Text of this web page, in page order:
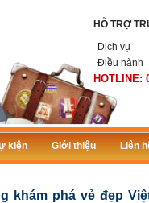
HỖ TRỢ
Dịch vụ
Điều hành
HOTLINE:
kiện Giới thiệu Liên
khám phá vẻ đẹp